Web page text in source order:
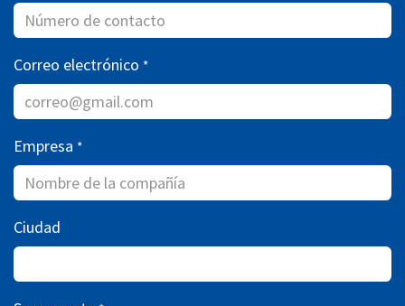
Correo electrónico *
Empresa *
Ciudad